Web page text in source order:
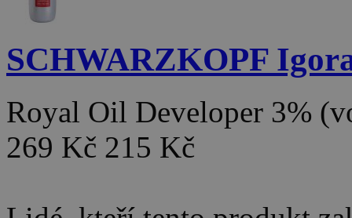
SCHWARZKOPF
Royal Oil Developer 3%
269 Kč 215 Kč